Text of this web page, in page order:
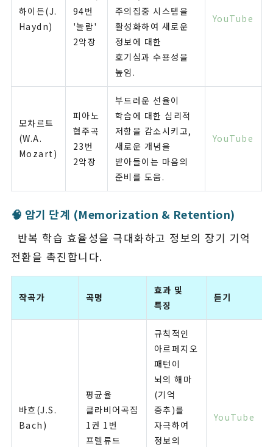
하이든(J.
Haydn)
94번
'놀람'
2악장
주의집중 시스템을
활성화하여 새로운
정보에 대한
호기심과 수용성을
높임.
YouTube
모차르트
(W.A.
Mozart)
피아노
협주곡
23번
2악장
부드러운 선율이
학습에 대한 심리적
저항을 감소시키고,
새로운 개념을
받아들이는 마음의
준비를 도움.
YouTube
🧠 암기 단계 (Memorization & Retention)
반복 학습 효율성을 극대화하고 정보의 장기 기억
전환을 촉진합니다.
작곡가 곡명
효과 및
특징
듣기
바흐(J.S.
Bach)
평균율
클라비어곡집
1권 1번
프렐류드
규칙적인
아르페지오
패턴이
뇌의 해마
(기억
중추)를
자극하여
정보의
YouTube